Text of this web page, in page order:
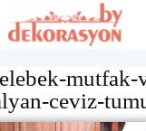
mutfak-
ceviz-